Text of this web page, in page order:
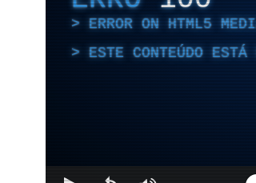
ERROR ON HTML5
ESTE CONTEÚDO